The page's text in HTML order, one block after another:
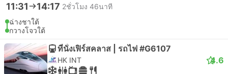
11:31 14:17 2ชั่วโมง 46นาที
ฉ่างชาใต้
กวางโจวใต้
ที่นั่งเฟิร์สคลาส | รถไฟ #G6107
HK INT 4.6